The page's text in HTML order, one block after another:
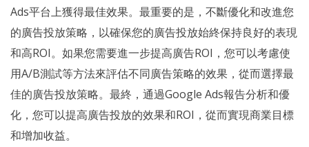
Ads平台上獲得最佳效果。最重要的是，不斷優化和改進您
的廣告投放策略，以確保您的廣告投放始終保持良好的表現
和高ROI。如果您需要進一步提高廣告ROI，您可以考慮使
用A/B測試等方法來評估不同廣告策略的效果，從而選擇最
佳的廣告投放策略。最終，通過Google Ads報告分析和優
化，您可以提高廣告投放的效果和ROI，從而實現商業目標
和增加收益。